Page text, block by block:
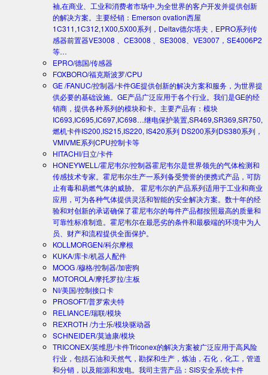
袖,在商业、工业和消费者市场中,为全世界的客户开发并提供创新
的解决方案。主要经销：Emerson ovation西屋
1C311,1C312,1X00,5X00系列，Deltav德尔塔夫，EPRO系列传
感器前置器VE3008 、CE3008 、SE3008、VE3007，SE4006P2
等…
EPRO/德国/传感器
FOXBORO/福克斯波罗/CPU
GE /FANUC/控制器/卡件GE提供创新的解决方案和服务，为世界提
供必要的基础设施。GE产品广泛应用于各个行业。我们是GE的经
销商，提供各种系列的模块和卡。主要产品有：模块
IC693,IC695,IC697,IC698…继电保护装置,SR469,SR369,SR750,
燃机卡件IS200,IS215,IS220, IS420系列 DS200系列DS380系列，
VMIVME系列CPU控制卡等
HITACHI/日立/卡件
HONEYWELL/霍尼韦尔/控制器霍尼韦尔是世界领先的气体检测和
传感技术专家。霍尼韦尔生产一系列备受赞誉的便携式产品，可防
止有毒和易燃气体的威胁。 霍尼韦尔的产品系列适用于工业和商业
应用，可为各种气体提供灵活和智能的安全解决方案。数十年的经
验和对创新的承诺确保了霍尼韦尔的每件产品都按照最高的质量和
可靠性标准制造。霍尼韦尔在最恶劣的条件和最极端的环境中为人
员、财产和流程提供全面保护。
KOLLMORGEN/科尔摩根
KUKA/库卡/机器人配件
MOOG /穆格/控制器/加密狗
MOTOROLA/摩托罗拉/主板
NI/美国/控制接口卡
PROSOFT/普罗索夫特
RELIANCE/瑞联/模块
REXROTH /力士乐/模块驱动器
SCHNEIDER/莫迪康/模块
TRICONEX/英维思/卡件Triconex的解决方案被广泛应用于高风险
行业，包括石油和天然气，勘探和生产，炼油，石化，化工，管道
和分销，以及能源和发电。我司主营产品：SIS安全系统卡件